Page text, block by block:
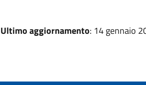
Ultimo aggiornamento: 14 gennaio